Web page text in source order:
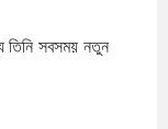
তিনি সবসময় নতুন